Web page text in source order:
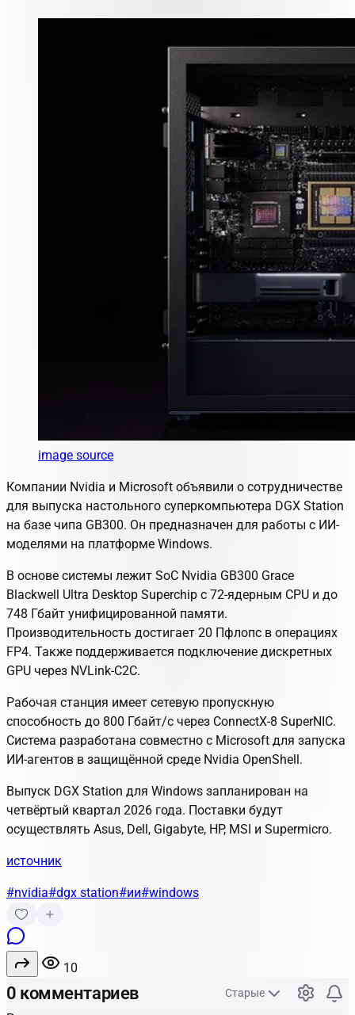
image source
Компании Nvidia и Microsoft объявили о сотрудничестве
для выпуска настольного суперкомпьютера DGX Station
на базе чипа GB300. Он предназначен для работы с ИИ-
моделями на платформе Windows.
В основе системы лежит SoC Nvidia GB300 Grace
Blackwell Ultra Desktop Superchip с 72-ядерным CPU и до
748 Гбайт унифицированной памяти.
Производительность достигает 20 Пфлопс в операциях
FP4. Также поддерживается подключение дискретных
GPU через NVLink-C2C.
Рабочая станция имеет сетевую пропускную
способность до 800 Гбайт/с через ConnectX-8 SuperNIC.
Система разработана совместно с Microsoft для запуска
ИИ-агентов в защищённой среде Nvidia OpenShell.
Выпуск DGX Station для Windows запланирован на
четвёртый квартал 2026 года. Поставки будут
осуществлять Asus, Dell, Gigabyte, HP, MSI и Supermicro.
источник
#nvidia#dgx station#ии#windows
10
0 комментариев Старые